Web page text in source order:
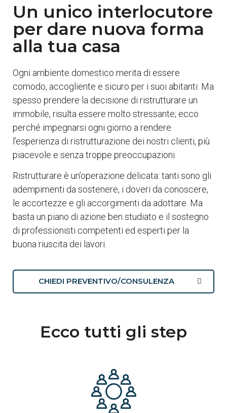
Un unico interlocutore
per dare nuova forma
alla tua casa
Ogni ambiente domestico merita di essere
comodo, accogliente e sicuro per i suoi abitanti. Ma
spesso prendere la decisione di ristrutturare un
immobile, risulta essere molto stressante; ecco
perché impegnarsi ogni giorno a rendere
l’esperienza di ristrutturazione dei nostri clienti, più
piacevole e senza troppe preoccupazioni.
Ristrutturare è un’operazione delicata: tanti sono gli
adempimenti da sostenere, i doveri da conoscere,
le accortezze e gli accorgimenti da adottare. Ma
basta un piano di azione ben studiato e il sostegno
di professionisti competenti ed esperti per la
buona riuscita dei lavori.
CHIEDI PREVENTIVO/CONSULENZA
Ecco tutti gli step